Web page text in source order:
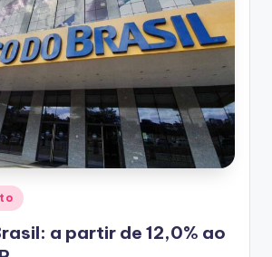
a partir de 12,0% ao